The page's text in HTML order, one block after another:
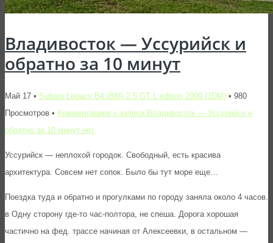
Владивосток — Уссурийск и
обратно за 10 минут
Май 17 • Subaru Legacy B4 (BM) 2.5 GT L edition 2009 (JDM) • 980
Просмотров • Комментариев к записи Владивосток — Уссурийск и
обратно за 10 минут нет
Уссурийск — неплохой городок. Свободный, есть красива
архитектура. Совсем нет сопок. Было бы тут море еще…
Поездка туда и обратно и прогулками по городу заняла около 4 часов.
в Одну сторону где-то час-полтора, не спеша. Дорога хорошая
частично на фед. трассе начиная от Алексеевки, в остальном —